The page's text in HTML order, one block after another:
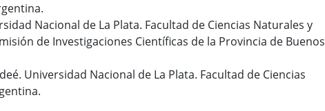
Nacional de La Plata. Facultad de Ciencias Naturales y
de Investigaciones Científicas de la Provincia de Buenos
Universidad Nacional de La Plata. Facultad de Ciencias